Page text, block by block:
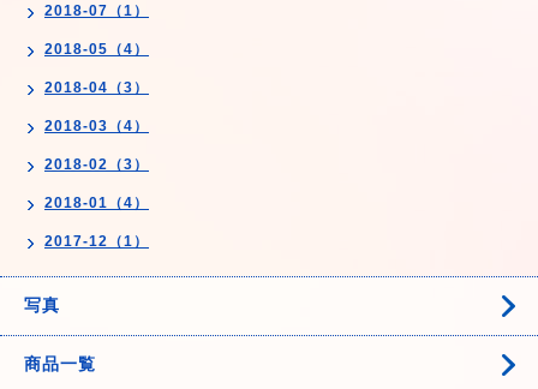
2018-07（1）
2018-05（4）
2018-04（3）
2018-03（4）
2018-02（3）
2018-01（4）
2017-12（1）
写真
商品一覧